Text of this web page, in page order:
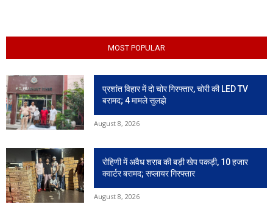
MOST POPULAR
प्रशांत विहार में दो चोर गिरफ्तार, चोरी की LED TV
बरामद; 4 मामले सुलझे
August 8, 2026
रोहिणी में अवैध शराब की बड़ी खेप पकड़ी, 10 हजार
क्वार्टर बरामद; सप्लायर गिरफ्तार
August 8, 2026